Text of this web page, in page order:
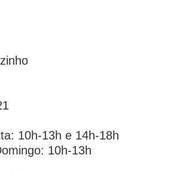
10h-13h e 14h-18h
10h-13h